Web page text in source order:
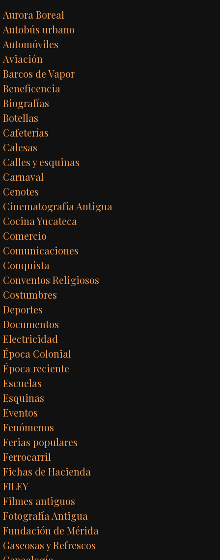
Aurora Boreal
Autobús urbano
Automóviles
Aviación
Barcos de Vapor
Beneficencia
Biografías
Botellas
Cafeterías
Calesas
Calles y esquinas
Carnaval
Cenotes
Cinematografía Antigua
Cocina Yucateca
Comercio
Comunicaciones
Conquista
Conventos Religiosos
Costumbres
Deportes
Documentos
Electricidad
Época Colonial
Época reciente
Escuelas
Esquinas
Eventos
Fenómenos
Ferias populares
Ferrocarril
Fichas de Hacienda
FILEY
Filmes antiguos
Fotografía Antigua
Fundación de Mérida
Gaseosas y Refrescos